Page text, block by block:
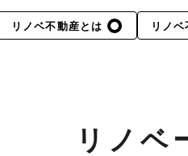
リノベ不動産とは リノ
リノベ